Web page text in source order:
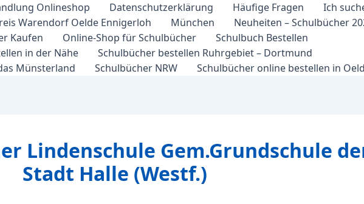
Onlineshop Datenschutzerklärung Häufige Fragen
Ich
Warendorf Oelde Ennigerloh München
Neuheiten – Schulbücher
Kaufen
Online-Shop für Schulbücher
Schulbuch Bestellen
in der Nähe
Schulbücher bestellen Ruhrgebiet – Dortmund
Münsterland
Schulbücher NRW Schulbücher online bestellen in
Lindenschule Gem.Grundschule
Stadt Halle (Westf.)